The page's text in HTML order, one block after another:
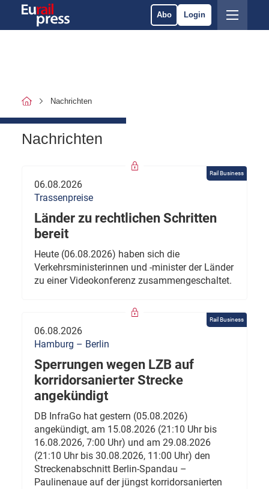
Abo Login
Nachrichten
Nachrichten
Rail Business
06.08.2026
Trassenpreise
Länder zu rechtlichen Schritten
bereit
Heute (06.08.2026) haben sich die
Verkehrsministerinnen und -minister der Länder
zu einer Videokonferenz zusammengeschaltet.
Rail Business
06.08.2026
Hamburg – Berlin
Sperrungen wegen LZB auf
korridorsanierter Strecke
angekündigt
DB InfraGo hat gestern (05.08.2026)
angekündigt, am 15.08.2026 (21:10 Uhr bis
16.08.2026, 7:00 Uhr) und am 29.08.2026
(21:10 Uhr bis 30.08.2026, 11:00 Uhr) den
Streckenabschnitt Berlin-Spandau –
Paulinenaue auf der jüngst korridorsanierten